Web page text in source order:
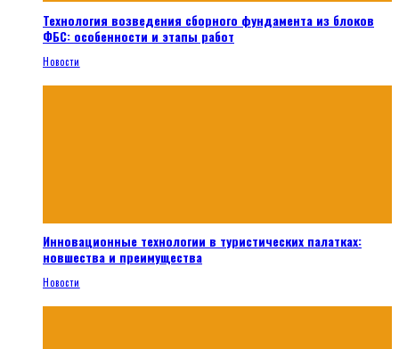
Технология возведения сборного фундамента из блоков
ФБС: особенности и этапы работ
Новости
Инновационные технологии в туристических палатках:
новшества и преимущества
Новости